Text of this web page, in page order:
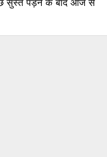
सुस्त पड़ने के बाद आज से